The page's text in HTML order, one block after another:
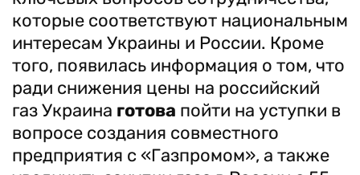
которые соответствуют национальным
интересам Украины и России. Кроме
того, появилась информация о том, что
ради снижения цены на российский
газ Украина готова пойти на уступки в
вопросе создания совместного
предприятия с «Газпромом», а также